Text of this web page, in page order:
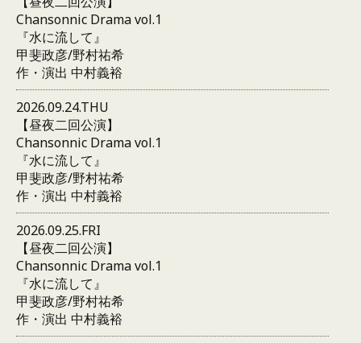
Chansonnic Drama vol.1
『水に流して』
甲斐政彦/野村祐希
作・演出 中村義裕
2026.09.24.THU
【昼夜二回公演】
Chansonnic Drama vol.1
『水に流して』
甲斐政彦/野村祐希
作・演出 中村義裕
2026.09.25.FRI
【昼夜二回公演】
Chansonnic Drama vol.1
『水に流して』
甲斐政彦/野村祐希
作・演出 中村義裕